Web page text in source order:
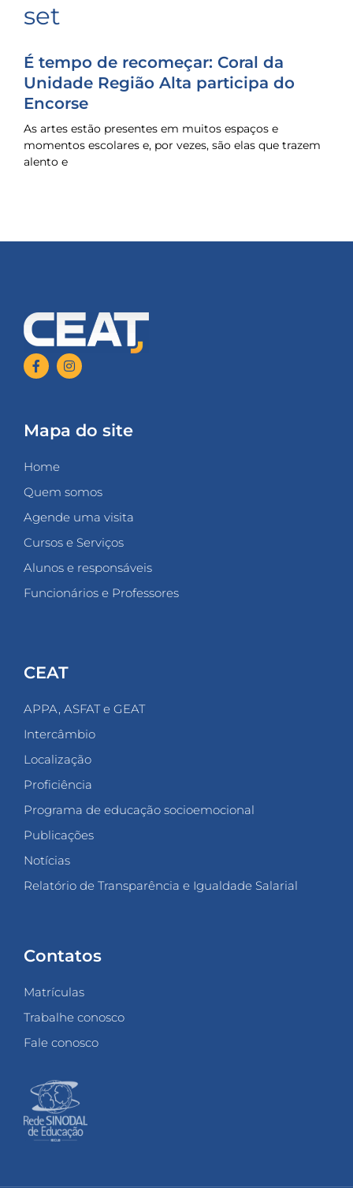
set
É tempo de recomeçar: Coral da
Unidade Região Alta participa do
Encorse
As artes estão presentes em muitos espaços e
momentos escolares e, por vezes, são elas que trazem
alento e
Mapa do site
Home
Quem somos
Agende uma visita
Cursos e Serviços
Alunos e responsáveis
Funcionários e Professores
CEAT
APPA, ASFAT e GEAT
Intercâmbio
Localização
Proficiência
Programa de educação socioemocional
Publicações
Notícias
Relatório de Transparência e Igualdade Salarial
Contatos
Matrículas
Trabalhe conosco
Fale conosco